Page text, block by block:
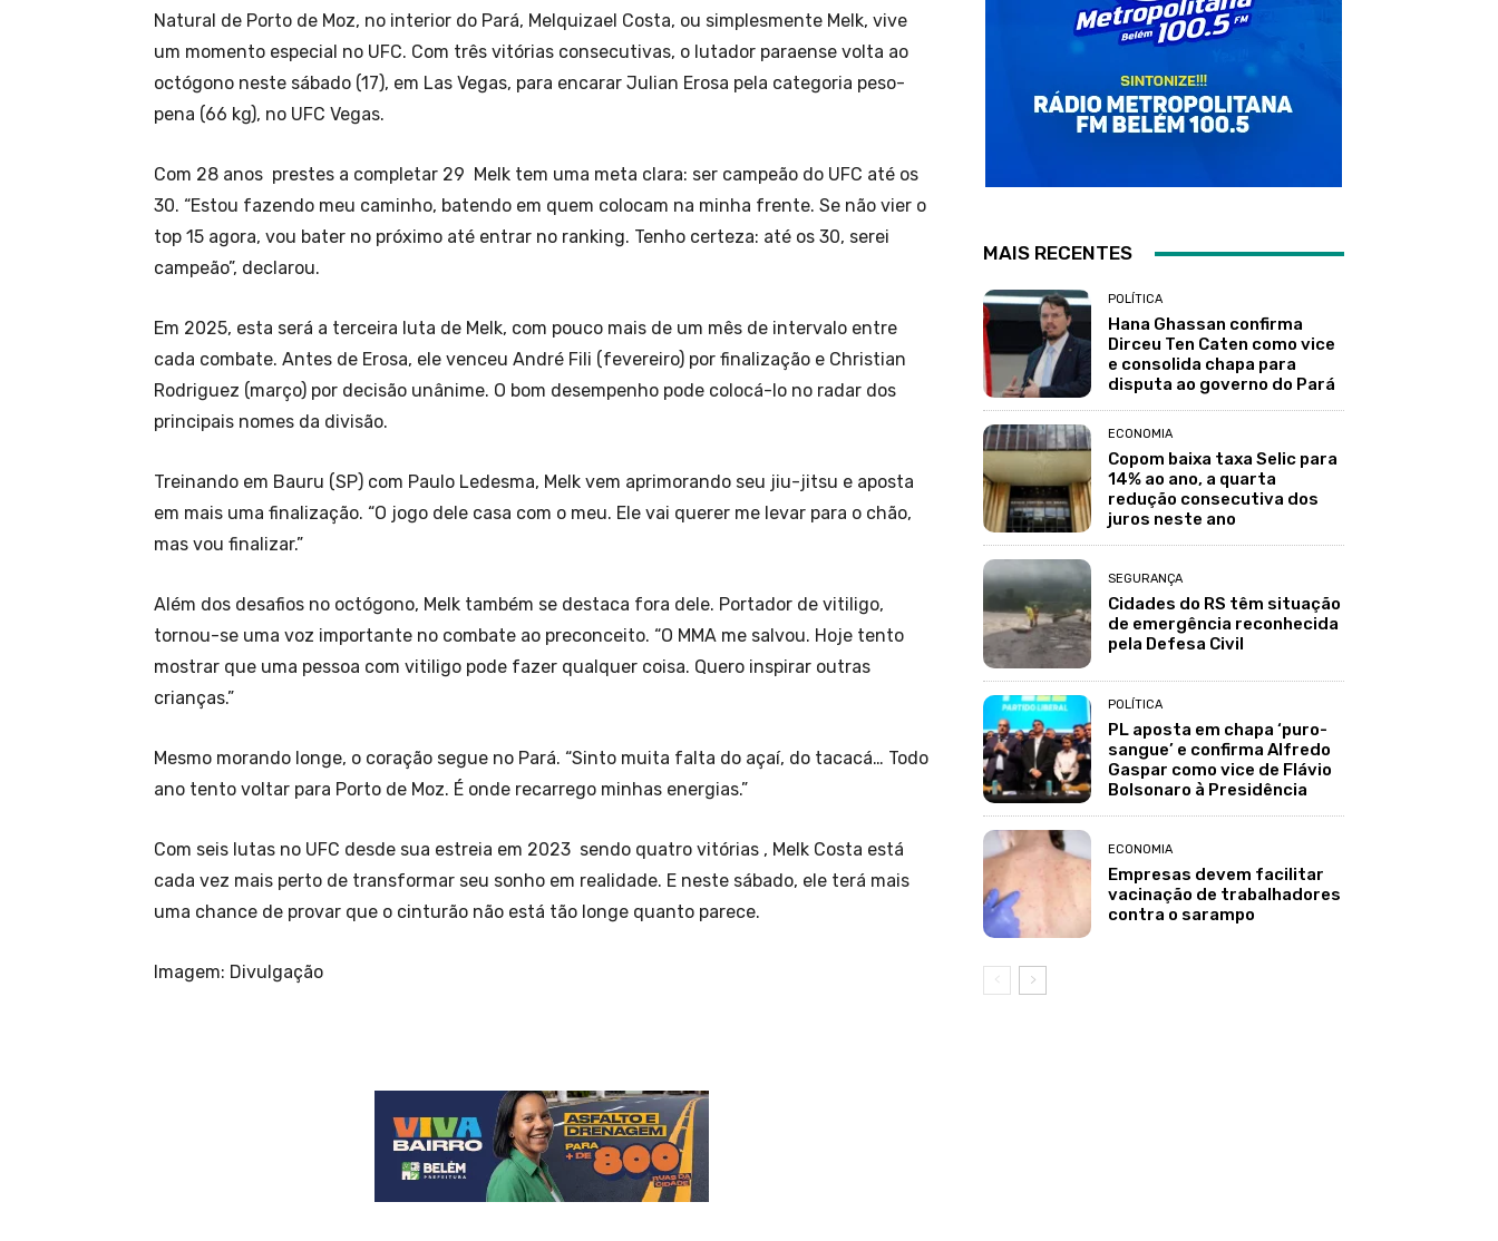
Natural de Porto de Moz, no interior do Pará, Melquizael Costa, ou simplesmente Melk, vive
um momento especial no UFC. Com três vitórias consecutivas, o lutador paraense volta ao
octógono neste sábado (17), em Las Vegas, para encarar Julian Erosa pela categoria peso-
pena (66 kg), no UFC Vegas.
Com 28 anos prestes a completar 29 Melk tem uma meta clara: ser campeão do UFC até os
30. “Estou fazendo meu caminho, batendo em quem colocam na minha frente. Se não vier o
top 15 agora, vou bater no próximo até entrar no ranking. Tenho certeza: até os 30, serei
campeão”, declarou.
Em 2025, esta será a terceira luta de Melk, com pouco mais de um mês de intervalo entre
cada combate. Antes de Erosa, ele venceu André Fili (fevereiro) por finalização e Christian
Rodriguez (março) por decisão unânime. O bom desempenho pode colocá-lo no radar dos
principais nomes da divisão.
Treinando em Bauru (SP) com Paulo Ledesma, Melk vem aprimorando seu jiu-jitsu e aposta
em mais uma finalização. “O jogo dele casa com o meu. Ele vai querer me levar para o chão,
mas vou finalizar.”
Além dos desafios no octógono, Melk também se destaca fora dele. Portador de vitiligo,
tornou-se uma voz importante no combate ao preconceito. “O MMA me salvou. Hoje tento
mostrar que uma pessoa com vitiligo pode fazer qualquer coisa. Quero inspirar outras
crianças.”
Mesmo morando longe, o coração segue no Pará. “Sinto muita falta do açaí, do tacacá… Todo
ano tento voltar para Porto de Moz. É onde recarrego minhas energias.”
Com seis lutas no UFC desde sua estreia em 2023 sendo quatro vitórias , Melk Costa está
cada vez mais perto de transformar seu sonho em realidade. E neste sábado, ele terá mais
uma chance de provar que o cinturão não está tão longe quanto parece.
Imagem: Divulgação
MAIS RECENTES
POLÍTICA
Hana Ghassan confirma
Dirceu Ten Caten como vice
e consolida chapa para
disputa ao governo do Pará
ECONOMIA
Copom baixa taxa Selic para
14% ao ano, a quarta
redução consecutiva dos
juros neste ano
SEGURANÇA
Cidades do RS têm situação
de emergência reconhecida
pela Defesa Civil
POLÍTICA
PL aposta em chapa ‘puro-
sangue’ e confirma Alfredo
Gaspar como vice de Flávio
Bolsonaro à Presidência
ECONOMIA
Empresas devem facilitar
vacinação de trabalhadores
contra o sarampo